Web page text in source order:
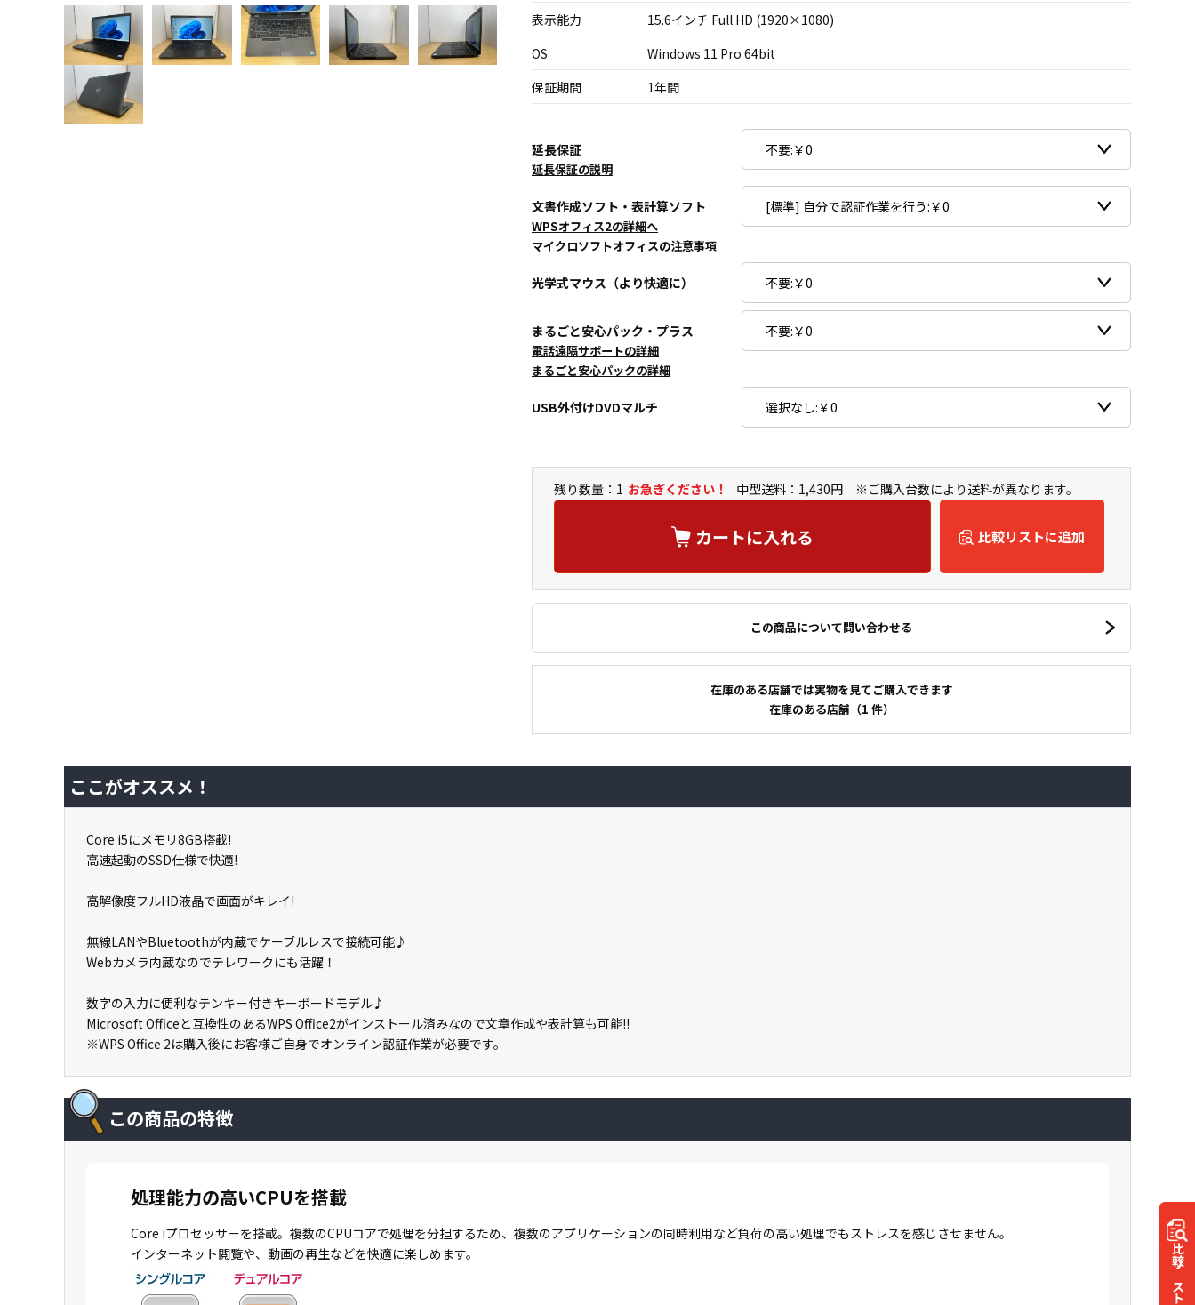
表示能力
15.6インチ Full HD (1920×1080)
OS
Windows 11 Pro 64bit
保証期間
1年間
延長保証
延長保証の説明
文書作成ソフト・表計算ソフト
WPSオフィス2の詳細へ
マイクロソフトオフィスの注意事項
光学式マウス（より快適に）
まるごと安心パック・プラス
電話遠隔サポートの詳細
まるごと安心パックの詳細
USB外付けDVDマルチ
残り数量：1 お急ぎください！ 中型送料：1,430円 ※ご購入台数により送料が異なります。
カートに入れる 比較リストに追加
この商品について問い合わせる
在庫のある店舗では実物を見てご購入できます
在庫のある店舗（1 件）
比較
リスト
ここがオススメ！
Core i5にメモリ8GB搭載!
高速起動のSSD仕様で快適!
高解像度フルHD液晶で画面がキレイ!
無線LANやBluetoothが内蔵でケーブルレスで接続可能♪
Webカメラ内蔵なのでテレワークにも活躍！
数字の入力に便利なテンキー付きキーボードモデル♪
Microsoft Officeと互換性のあるWPS Office2がインストール済みなので文章作成や表計算も可能!!
※WPS Office 2は購入後にお客様ご自身でオンライン認証作業が必要です。
この商品の特徴
処理能力の高いCPUを搭載
Core iプロセッサーを搭載。複数のCPUコアで処理を分担するため、複数のアプリケーションの同時利用など負荷の高い処理でもストレスを感じさせません。
インターネット閲覧や、動画の再生などを快適に楽しめます。